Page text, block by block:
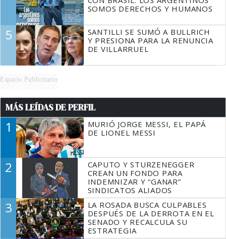
SOMOS DERECHOS Y HUMANOS
5
SANTILLI SE SUMÓ A BULLRICH
Y PRESIONA PARA LA RENUNCIA
DE VILLARRUEL
Espacio Publicitario
MÁS LEÍDAS DE PERFIL
1
MURIÓ JORGE MESSI, EL PAPÁ
DE LIONEL MESSI
2
CAPUTO Y STURZENEGGER
CREAN UN FONDO PARA
INDEMNIZAR Y “GANAR”
SINDICATOS ALIADOS
3
LA ROSADA BUSCA CULPABLES
DESPUÉS DE LA DERROTA EN EL
SENADO Y RECALCULA SU
ESTRATEGIA